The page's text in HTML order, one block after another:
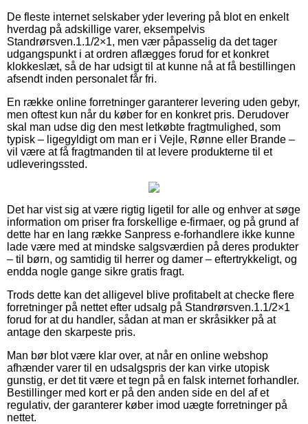
De fleste internet selskaber yder levering på blot en enkelt
hverdag på adskillige varer, eksempelvis
Standrørsven.1.1/2×1, men vær påpasselig da det tager
udgangspunkt i at ordren aflægges forud for et konkret
klokkeslæt, så de har udsigt til at kunne nå at få bestillingen
afsendt inden personalet får fri.
En række online forretninger garanterer levering uden gebyr,
men oftest kun når du køber for en konkret pris. Derudover
skal man udse dig den mest letkøbte fragtmulighed, som
typisk – ligegyldigt om man er i Vejle, Rønne eller Brande –
vil være at få fragtmanden til at levere produkterne til et
udleveringssted.
Det har vist sig at være rigtig ligetil for alle og enhver at søge
information om priser fra forskellige e-firmaer, og på grund af
dette har en lang række Sanpress e-forhandlere ikke kunne
lade være med at mindske salgsværdien på deres produkter
– til børn, og samtidig til herrer og damer – eftertrykkeligt, og
endda nogle gange sikre gratis fragt.
Trods dette kan det alligevel blive profitabelt at checke flere
forretninger på nettet efter udsalg på Standrørsven.1.1/2×1
forud for at du handler, sådan at man er skråsikker på at
antage den skarpeste pris.
Man bør blot være klar over, at når en online webshop
afhænder varer til en udsalgspris der kan virke utopisk
gunstig, er det tit være et tegn på en falsk internet forhandler.
Bestillinger med kort er på den anden side en del af et
regulativ, der garanterer køber imod uægte forretninger på
nettet.